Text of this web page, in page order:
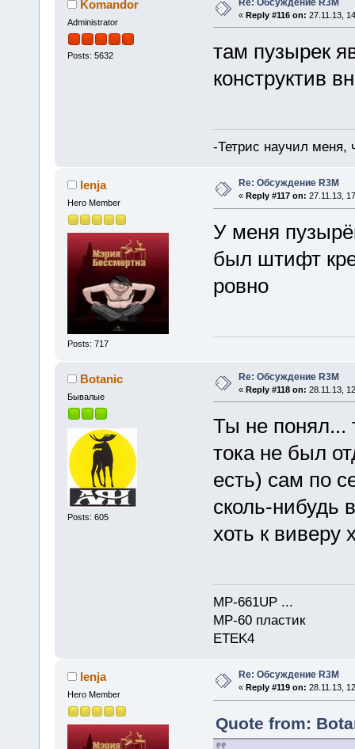
Komandor
Administrator
Posts: 5632
Re: Обсуждение R3M
« Reply #116 on: 27.11.13,
там пузырек
конструктив
-Тетрис научил меня,
lenja
Hero Member
Posts: 717
Re: Обсуждение R3M
« Reply #117 on: 27.11.13,
У меня
был штифт
ровно
Botanic
Бывалые
Posts: 605
Re: Обсуждение R3M
« Reply #118 on: 28.11.13,
Ты не понял...
тока не был
есть) сам по
сколь-нибудь
хоть к виверу
MP-661UP ...
МР-60 пластик
ETEK4
lenja
Hero Member
Re: Обсуждение R3M
« Reply #119 on: 28.11.13,
Quote from: